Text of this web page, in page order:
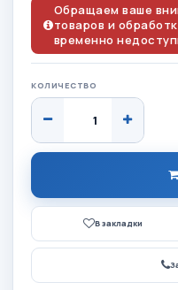
Обращаем ваше
товаров и
временно
КОЛИЧЕСТВО
В закладки